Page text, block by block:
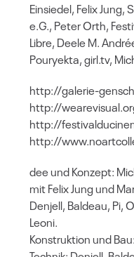
Einsiedel, Felix
e.G., Peter Orth,
Libre, Deele M.
Pouryekta, girl.tv,
http://galerie-
http://
http://
http://
dee und Konzept:
mit Felix Jung und
Denjell, Baldeau, Pi,
Leoni.
Konstruktion und